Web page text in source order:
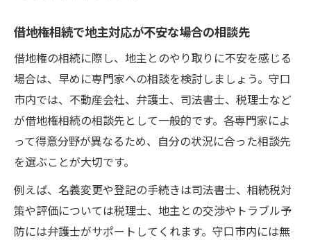
借地権相続で地主対応が不安な場合の相談先
借地権の相続に際し、地主とのやり取りに不安を感じる
場合は、早めに専門家への相談を検討しましょう。守口
市内では、不動産会社、弁護士、司法書士、税理士など
が借地権相続の相談先として一般的です。各専門家によ
って得意分野が異なるため、自分の状況に合った相談先
を選ぶことが大切です。
例えば、名義変更や登記の手続きは司法書士、相続税対
策や評価については税理士、地主との交渉やトラブル予
防には弁護士がサポートしてくれます。守口市内には無